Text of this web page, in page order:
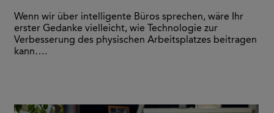
Wenn wir über intelligente Büros sprechen, wäre Ihr
erster Gedanke vielleicht, wie Technologie zur
Verbesserung des physischen Arbeitsplatzes beitragen
kann….